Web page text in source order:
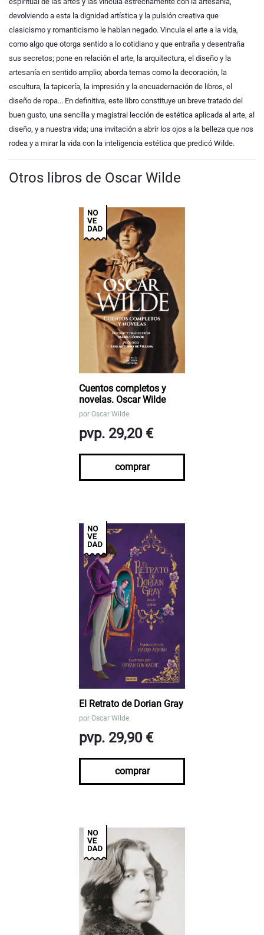
devolviendo a esta la dignidad artística y la pulsión creativa que
clasicismo y romanticismo le habían negado. Vincula el arte a la vida,
como algo que otorga sentido a lo cotidiano y que entraña y desentraña
sus secretos; pone en relación el arte, la arquitectura, el diseño y la
artesanía en sentido amplio; aborda temas como la decoración, la
escultura, la tapicería, la impresión y la encuadernación de libros, el
diseño de ropa... En definitiva, este libro constituye un breve tratado del
buen gusto, una sencilla y magistral lección de estética aplicada al arte, al
diseño, y a nuestra vida; una invitación a abrir los ojos a la belleza que nos
rodea y a mirar la vida con la inteligencia estética que predicó Wilde.
Otros libros de Oscar Wilde
Cuentos completos y
novelas. Oscar Wilde
por Oscar Wilde
pvp. 29,20 €
comprar
El Retrato de Dorian Gray
por Oscar Wilde
pvp. 29,90 €
comprar